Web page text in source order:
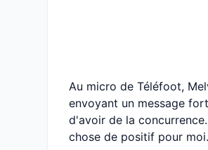
Au micro de Téléfoot,
envoyant un message
d'avoir de la
chose de positif pour